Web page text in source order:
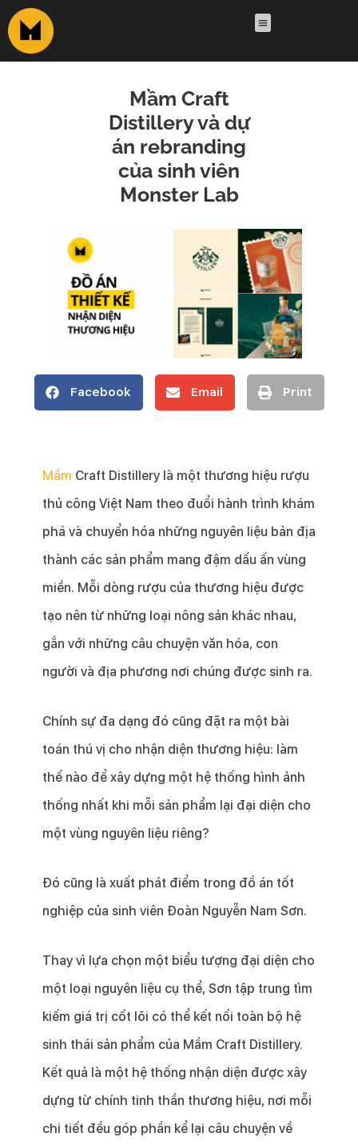
Mầm Craft
Distillery và dự
án rebranding
của sinh viên
Monster Lab
Facebook Email Print
Mầm Craft Distillery là một thương hiệu rượu
thủ công Việt Nam theo đuổi hành trình khám
phá và chuyển hóa những nguyên liệu bản địa
thành các sản phẩm mang đậm dấu ấn vùng
miền. Mỗi dòng rượu của thương hiệu được
tạo nên từ những loại nông sản khác nhau,
gắn với những câu chuyện văn hóa, con
người và địa phương nơi chúng được sinh ra.
Chính sự đa dạng đó cũng đặt ra một bài
toán thú vị cho nhận diện thương hiệu: làm
thế nào để xây dựng một hệ thống hình ảnh
thống nhất khi mỗi sản phẩm lại đại diện cho
một vùng nguyên liệu riêng?
Đó cũng là xuất phát điểm trong đồ án tốt
nghiệp của sinh viên Đoàn Nguyễn Nam Sơn.
Thay vì lựa chọn một biểu tượng đại diện cho
một loại nguyên liệu cụ thể, Sơn tập trung tìm
kiếm giá trị cốt lõi có thể kết nối toàn bộ hệ
sinh thái sản phẩm của Mầm Craft Distillery.
Kết quả là một hệ thống nhận diện được xây
dựng từ chính tinh thần thương hiệu, nơi mỗi
chi tiết đều góp phần kể lại câu chuyện về